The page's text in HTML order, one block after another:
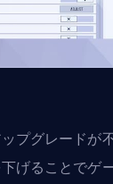
プグレードが
げることでゲ